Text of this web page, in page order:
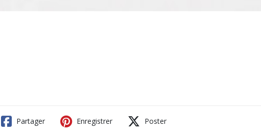
Partager Enregistrer Poster